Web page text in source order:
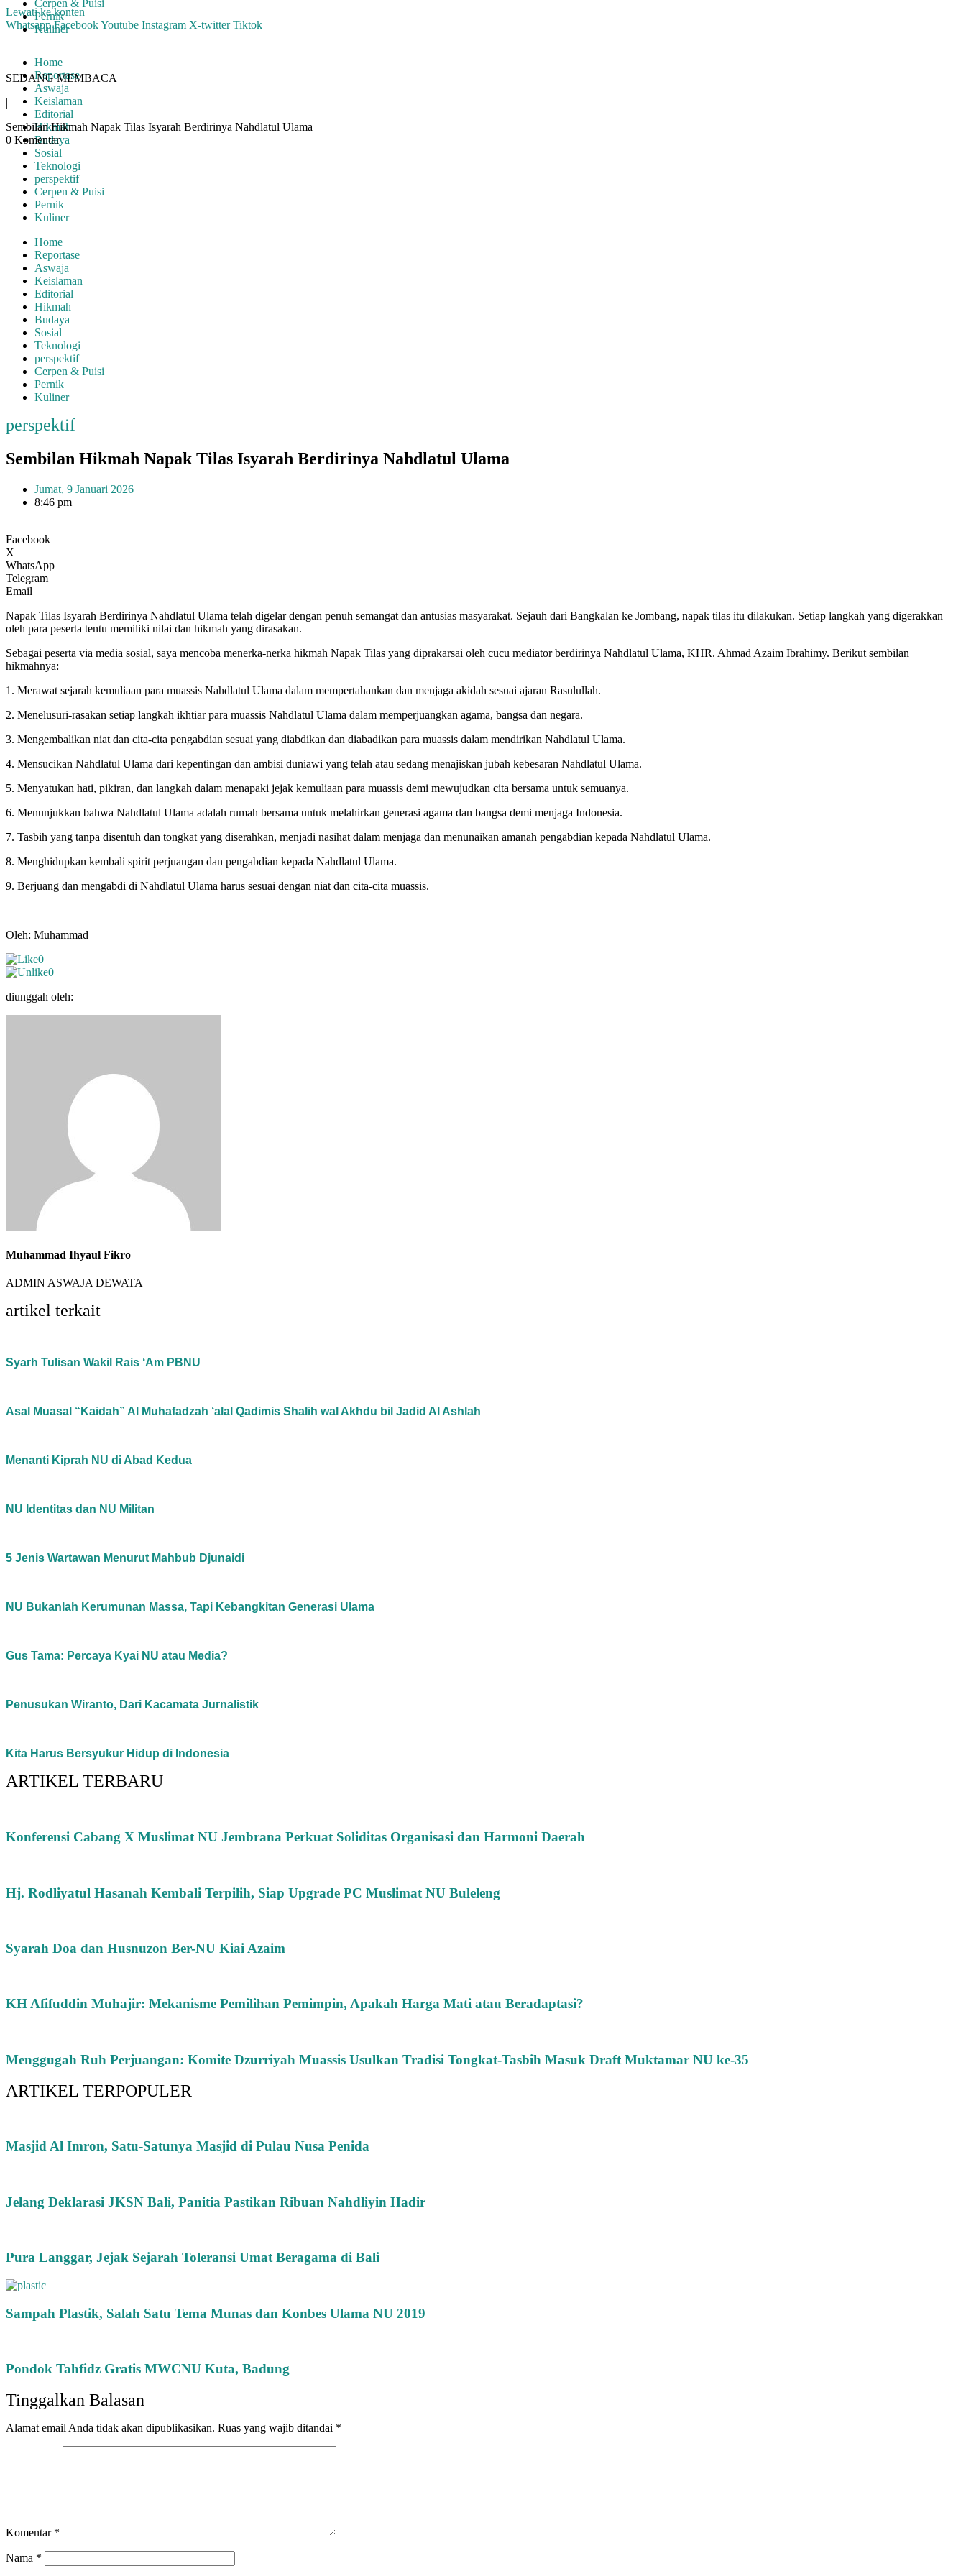
Lewati ke konten
Whatsapp FacebookYoutube Instagram X-twitter Tiktok
Home
Reportase
Aswaja
Keislaman
Editorial
Hikmah
Budaya
Sosial
Teknologi
perspektif
Cerpen & Puisi
Pernik
Kuliner
Home
Reportase
Aswaja
Keislaman
Editorial
Hikmah
Budaya
Sosial
Teknologi
perspektif
Cerpen & Puisi
Pernik
Kuliner
Cerpen & Puisi
Pernik
Kuliner
SEDANG MEMBACA
|
Sembilan Hikmah Napak Tilas Isyarah Berdirinya Nahdlatul Ulama
0 Komentar
perspektif
Sembilan Hikmah Napak Tilas Isyarah Berdirinya Nahdlatul Ulama
Jumat, 9 Januari 2026
8:46 pm
Facebook
X
WhatsApp
Telegram
Email
Napak Tilas Isyarah Berdirinya Nahdlatul Ulama telah digelar dengan penuh semangat dan antusias masyarakat. Sejauh dari Bangkalan ke Jombang, napak tilas itu dilakukan. Setiap langkah yang digerakkan
oleh para peserta tentu memiliki nilai dan hikmah yang dirasakan.
Sebagai peserta via media sosial, saya mencoba menerka-nerka hikmah Napak Tilas yang diprakarsai oleh cucu mediator berdirinya Nahdlatul Ulama, KHR. Ahmad Azaim Ibrahimy. Berikut sembilan
hikmahnya:
1. Merawat sejarah kemuliaan para muassis Nahdlatul Ulama dalam mempertahankan dan menjaga akidah sesuai ajaran Rasulullah.
2. Menelusuri-rasakan setiap langkah ikhtiar para muassis Nahdlatul Ulama dalam memperjuangkan agama, bangsa dan negara.
3. Mengembalikan niat dan cita-cita pengabdian sesuai yang diabdikan dan diabadikan para muassis dalam mendirikan Nahdlatul Ulama.
4. Mensucikan Nahdlatul Ulama dari kepentingan dan ambisi duniawi yang telah atau sedang menajiskan jubah kebesaran Nahdlatul Ulama.
5. Menyatukan hati, pikiran, dan langkah dalam menapaki jejak kemuliaan para muassis demi mewujudkan cita bersama untuk semuanya.
6. Menunjukkan bahwa Nahdlatul Ulama adalah rumah bersama untuk melahirkan generasi agama dan bangsa demi menjaga Indonesia.
7. Tasbih yang tanpa disentuh dan tongkat yang diserahkan, menjadi nasihat dalam menjaga dan menunaikan amanah pengabdian kepada Nahdlatul Ulama.
8. Menghidupkan kembali spirit perjuangan dan pengabdian kepada Nahdlatul Ulama.
9. Berjuang dan mengabdi di Nahdlatul Ulama harus sesuai dengan niat dan cita-cita muassis.
Oleh: Muhammad
0
0
diunggah oleh:
Muhammad Ihyaul Fikro
ADMIN ASWAJA DEWATA
artikel terkait
Syarh Tulisan Wakil Rais ‘Am PBNU
Asal Muasal “Kaidah” Al Muhafadzah ‘alal Qadimis Shalih wal Akhdu bil Jadid Al Ashlah
Menanti Kiprah NU di Abad Kedua
NU Identitas dan NU Militan
5 Jenis Wartawan Menurut Mahbub Djunaidi
NU Bukanlah Kerumunan Massa, Tapi Kebangkitan Generasi Ulama
Gus Tama: Percaya Kyai NU atau Media?
Penusukan Wiranto, Dari Kacamata Jurnalistik
Kita Harus Bersyukur Hidup di Indonesia
ARTIKEL TERBARU
Konferensi Cabang X Muslimat NU Jembrana Perkuat Soliditas Organisasi dan Harmoni Daerah
Hj. Rodliyatul Hasanah Kembali Terpilih, Siap Upgrade PC Muslimat NU Buleleng
Syarah Doa dan Husnuzon Ber-NU Kiai Azaim
KH Afifuddin Muhajir: Mekanisme Pemilihan Pemimpin, Apakah Harga Mati atau Beradaptasi?
Menggugah Ruh Perjuangan: Komite Dzurriyah Muassis Usulkan Tradisi Tongkat-Tasbih Masuk Draft Muktamar NU ke-35
ARTIKEL TERPOPULER
Masjid Al Imron, Satu-Satunya Masjid di Pulau Nusa Penida
Jelang Deklarasi JKSN Bali, Panitia Pastikan Ribuan Nahdliyin Hadir
Pura Langgar, Jejak Sejarah Toleransi Umat Beragama di Bali
Sampah Plastik, Salah Satu Tema Munas dan Konbes Ulama NU 2019
Pondok Tahfidz Gratis MWCNU Kuta, Badung
Tinggalkan Balasan
Alamat email Anda tidak akan dipublikasikan. Ruas yang wajib ditandai *
Komentar *
Nama *